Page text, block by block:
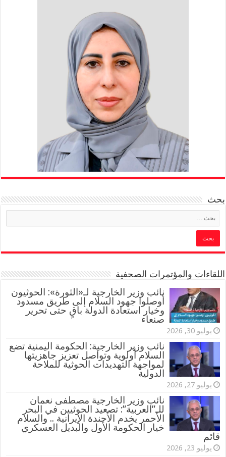
بحث
اللقاءات والمؤتمرات الصحفية
‏نائب وزير الخارجية لـ«الثورة»: الحوثيون
أوصلوا جهود السلام إلى طريق مسدود
وخيار استعادة الدولة باقٍ حتى تحرير
صنعاء
يوليو 30, 2026
نائب وزير الخارجية: الحكومة اليمنية تضع
السلام أولوية وتواصل تعزيز جاهزيتها
لمواجهة التهديدات الحوثية للملاحة
الدولية
يوليو 27, 2026
نائب وزير الخارجية مصطفى نعمان
للـ”العربية”: تصعيد الحوثيين في البحر
الأحمر يخدم الأجندة الإيرانية .. والسلام
خيار الحكومة الأول والبديل العسكري
قائم
يوليو 23, 2026